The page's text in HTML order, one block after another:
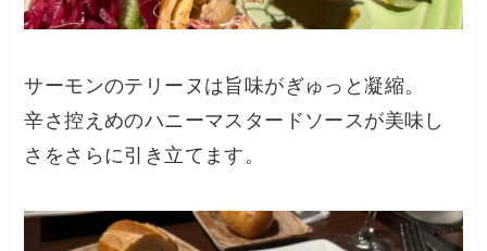
サーモンのテリーヌは旨味がぎゅっと凝縮。
辛さ控えめのハニーマスタードソースが美味し
さをさらに引き立てます。